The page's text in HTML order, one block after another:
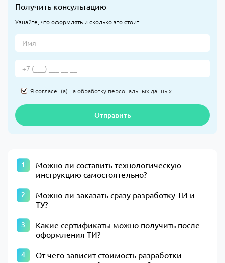
Получить консультацию
Узнайте, что оформлять и сколько это стоит
Я согласен(а) наобработку персональных данных
Отправить
Можно ли составить технологическую
инструкцию самостоятельно?
Можно ли заказать сразу разработку ТИ и
ТУ?
Какие сертификаты можно получить после
оформления ТИ?
От чего зависит стоимость разработки